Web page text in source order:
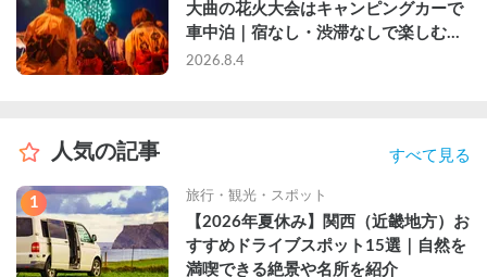
大曲の花火大会はキャンピングカーで
車中泊｜宿なし・渋滞なしで楽しむ
2026年完全ガイド
2026.8.4
人気の記事 すべて見る
1 旅行・観光・スポット
【2026年夏休み】関西（近畿地方）お
すすめドライブスポット15選｜自然を
満喫できる絶景や名所を紹介